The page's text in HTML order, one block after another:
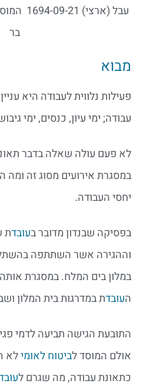
עבל (ארצי) 1694-09-21‏ ‏ המוסד ל
בר‏
מבוא
פעילות נלווית לעבודה היא
עבודה; ימי עיון, כנסים, ימי
לא פעם עולה שאלה בדבר
במסגרת אירועים מסוג זה
יחסי העבודה.
בפסיקה שבנדון מדובר בעובדת
וההגירה אשר השתתפה
במלון בים המלח. במסגרת
העובדת במדרגות בית המלון
התובעת הגישה תביעה לדמי
אולם המוסד לביטוח לאומילא
כתאונת עבודה, מה שגרם ל